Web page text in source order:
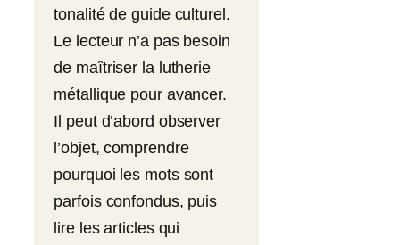
tonalité de guide culturel.
Le lecteur n’a pas besoin
de maîtriser la lutherie
métallique pour avancer.
Il peut d’abord observer
l’objet, comprendre
pourquoi les mots sont
parfois confondus, puis
lire les articles qui